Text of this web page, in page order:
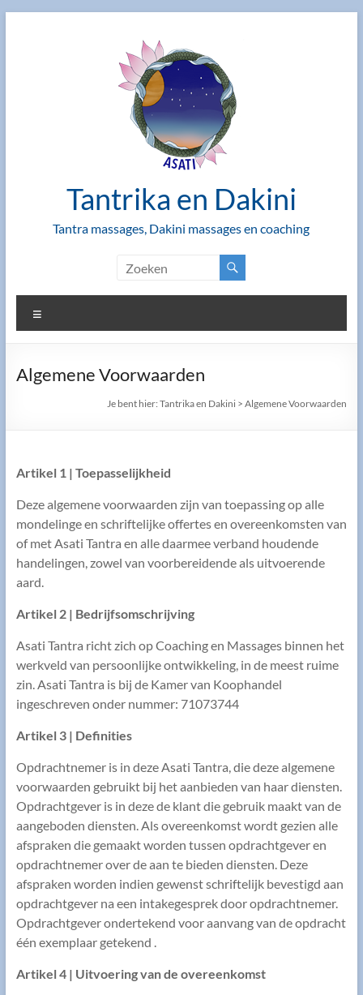
Tantrika en Dakini
Tantra massages, Dakini massages en coaching
Algemene Voorwaarden
Je bent hier:Tantrika en Dakini >Algemene Voorwaarden
Artikel 1 | Toepasselijkheid
Deze algemene voorwaarden zijn van toepassing op alle
mondelinge en schriftelijke offertes en overeenkomsten van
of met Asati Tantra en alle daarmee verband houdende
handelingen, zowel van voorbereidende als uitvoerende
aard.
Artikel 2 | Bedrijfsomschrijving
Asati Tantra richt zich op Coaching en Massages binnen het
werkveld van persoonlijke ontwikkeling, in de meest ruime
zin. Asati Tantra is bij de Kamer van Koophandel
ingeschreven onder nummer: 71073744
Artikel 3 | Definities
Opdrachtnemer is in deze Asati Tantra, die deze algemene
voorwaarden gebruikt bij het aanbieden van haar diensten.
Opdrachtgever is in deze de klant die gebruik maakt van de
aangeboden diensten. Als overeenkomst wordt gezien alle
afspraken die gemaakt worden tussen opdrachtgever en
opdrachtnemer over de aan te bieden diensten. Deze
afspraken worden indien gewenst schriftelijk bevestigd aan
opdrachtgever na een intakegesprek door opdrachtnemer.
Opdrachtgever ondertekend voor aanvang van de opdracht
één exemplaar getekend .
Artikel 4 | Uitvoering van de overeenkomst